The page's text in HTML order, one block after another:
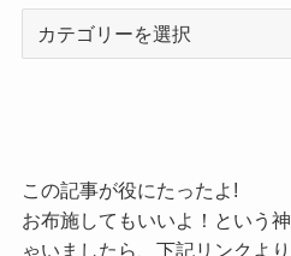
この記事が役にたったよ!
お布施してもいいよ！という
ゃいましたら、下記リンクよ